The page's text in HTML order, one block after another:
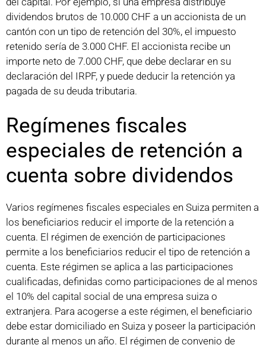
dividendos brutos de 10.000 CHF a un accionista de un
cantón con un tipo de retención del 30%, el impuesto
retenido sería de 3.000 CHF. El accionista recibe un
importe neto de 7.000 CHF, que debe declarar en su
declaración del IRPF, y puede deducir la retención ya
pagada de su deuda tributaria.
Regímenes fiscales
especiales de retención a
cuenta sobre dividendos
Varios regímenes fiscales especiales en Suiza permiten a
los beneficiarios reducir el importe de la retención a
cuenta. El régimen de exención de participaciones
permite a los beneficiarios reducir el tipo de retención a
cuenta. Este régimen se aplica a las participaciones
cualificadas, definidas como participaciones de al menos
el 10% del capital social de una empresa suiza o
extranjera. Para acogerse a este régimen, el beneficiario
debe estar domiciliado en Suiza y poseer la participación
durante al menos un año. El régimen de convenio de